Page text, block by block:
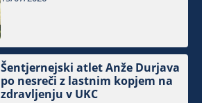
Šentjernejski atlet Anže Durjava
po nesreči z lastnim kopjem na
zdravljenju v UKC